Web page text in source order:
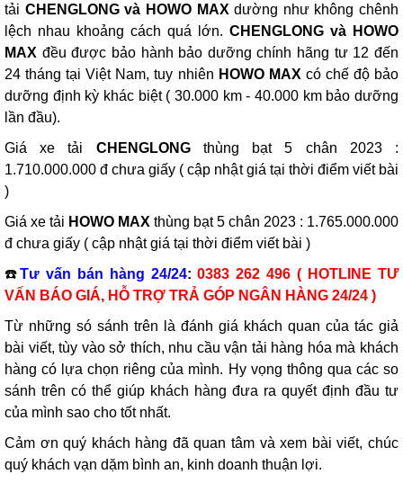
tải CHENGLONGvà HOWO MAXdường như không chênh
lệch nhau khoảng cách quá lớn. CHENGLONG và HOWO
MAX đều được bảo hành bảo dưỡng chính hãng tư 12 đến
24 tháng tại Việt Nam, tuy nhiên HOWO MAX có chế độ bảo
dưỡng định kỳ khác biệt ( 30.000 km - 40.000 km bảo dưỡng
lần đầu).
Giá xe tải CHENGLONG thùng bạt 5 chân 2023 :
1.710.000.000 đ chưa giấy ( cập nhật giá tại thời điểm viết bài
)
Giá xe tải HOWO MAX thùng bạt 5 chân 2023 : 1.765.000.000
đ chưa giấy ( cập nhật giá tại thời điểm viết bài )
☎️Tư vấn bán hàng 24/24:0383 262 496 ( HOTLINE TƯ
VẤN BÁO GIÁ, HỖ TRỢ TRẢ GÓP NGÂN HÀNG 24/24 )
Từ những só sánh trên là đánh giá khách quan của tác giả
bài viết, tùy vào sở thích, nhu cầu vận tải hàng hóa mà khách
hàng có lựa chọn riêng của mình. Hy vọng thông qua các so
sánh trên có thể giúp khách hàng đưa ra quyết định đầu tư
của mình sao cho tốt nhất.
Cảm ơn quý khách hàng đã quan tâm và xem bài viết, chúc
quý khách vạn dặm bình an, kinh doanh thuận lợi.